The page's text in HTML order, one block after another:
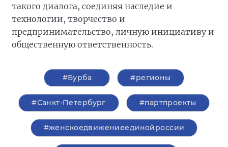
такого диалога, соединяя наследие и
технологии, творчество и
предпринимательство, личную инициативу и
общественную ответственность.
#Бурба #регионы
#Санкт-Петербург #партпроекты
#женскоедвижениеединойроссии